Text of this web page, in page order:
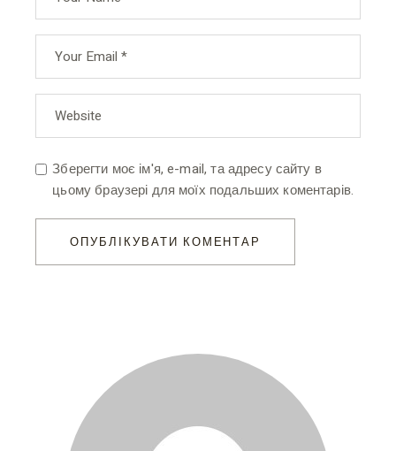
Зберегти моє ім'я, e-mail, та адресу сайту в
цьому браузері для моїх подальших коментарів.
ОПУБЛІКУВАТИ КОМЕНТАР